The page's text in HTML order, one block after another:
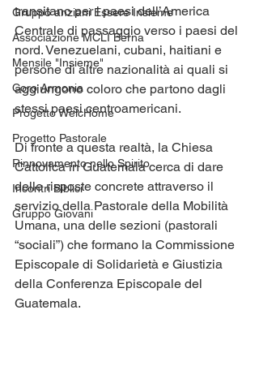
Gruppo anziani Essere Insieme
Associazione MCLI Berna
Mensile "Insieme"
Coro Armonia
Progetto WelcHome
Progetto Pastorale
Rinnovamento nello Spirito
Incontri Biblici
Gruppo Giovani
transitano per i paesi dell’America
Centrale di passaggio verso i paesi del
nord. Venezuelani, cubani, haitiani e
persone di altre nazionalità ai quali si
aggiungono coloro che partono dagli
stessi paesi centroamericani.
Di fronte a questa realtà, la Chiesa
Cattolica in Guatemala cerca di dare
delle risposte concrete attraverso il
servizio della Pastorale della Mobilità
Umana, una delle sezioni (pastorali
“sociali”) che formano la Commissione
Episcopale di Solidarietà e Giustizia
della Conferenza Episcopale del
Guatemala.